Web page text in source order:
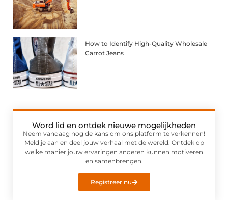
How to Identify High-Quality Wholesale
Carrot Jeans
Word lid en ontdek nieuwe mogelijkheden
Neem vandaag nog de kans om ons platform te verkennen!
Meld je aan en deel jouw verhaal met de wereld. Ontdek op
welke manier jouw ervaringen anderen kunnen motiveren
en samenbrengen.
Registreer nu